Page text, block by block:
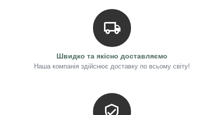
Швидко та якісно доставляємо
Наша компанія здійснює доставку по всьому світу!